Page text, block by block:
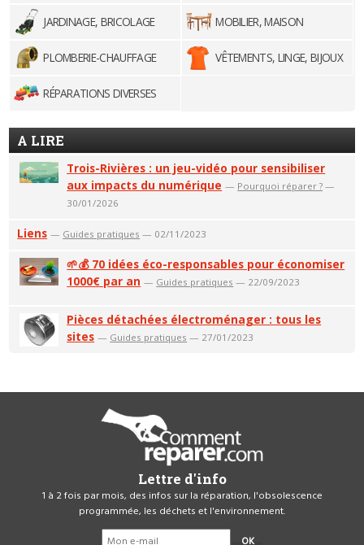
JARDINAGE, BRICOLAGE
MOBILIER, MAISON
PLOMBERIE-CHAUFFAGE VÊTEMENTS, LINGE, BIJOUX
RÉPARATIONS DIVERSES
A LIRE
Trois-Rivières : un jeu-vidéo pour sensibiliser
aux impacts du numérique — Pourquoi réparer ? —
30/01/2026
Liens — Guides pratiques — 02/11/2023
🌱💰 70 idées éco-responsables pour économiser
1000€ par an — Guides pratiques — 22/09/2023
Pièces détachées électroménager : tous les
sites — Guides pratiques — 27/01/2023
Lettre d'info
1 à 2 fois par mois, des infos sur la réparation, l'obsolescence
programmée, les déchets et l'environnement.
OK